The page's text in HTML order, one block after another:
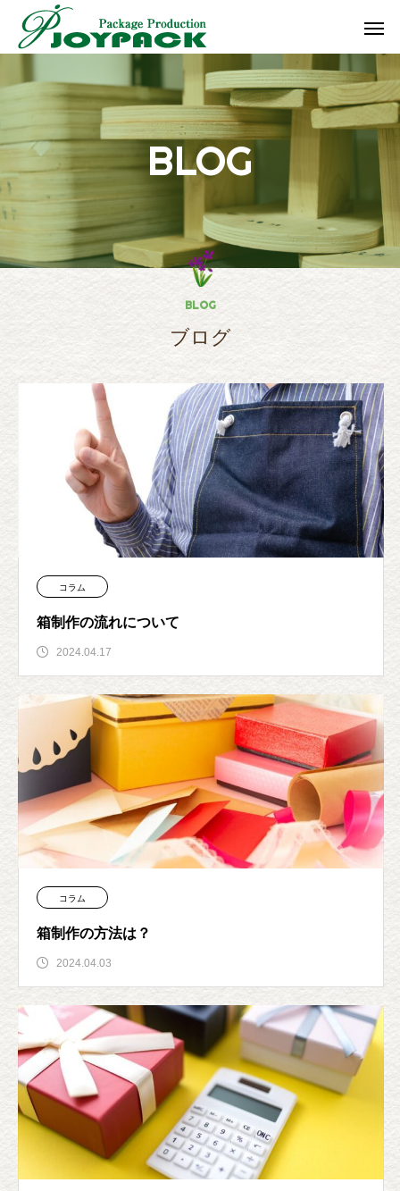
BLOG
BLOG
ブログ
コラム
箱制作の流れについて
2024.04.17
コラム
箱制作の方法は？
2024.04.03